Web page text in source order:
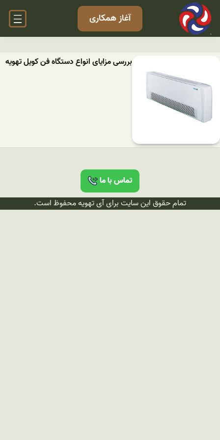
آغاز همکاری
بررسی مزایای انواع دستگاه فن کویل تهویه
تماس با ما
تمام حقوق این سایت برای آی تهویه محفوظ است.